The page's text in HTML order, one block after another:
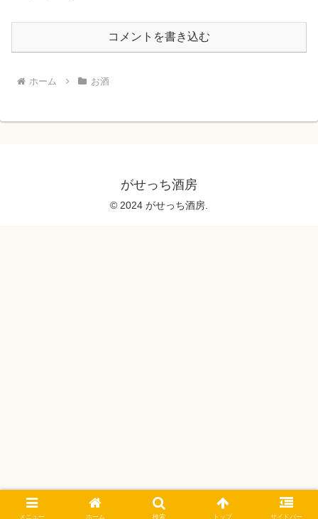
コメントを書き込む
ホーム お酒
がせっち酒房
© 2024 がせっち酒房.
メニュー ホーム 検索 トップ サイドバー